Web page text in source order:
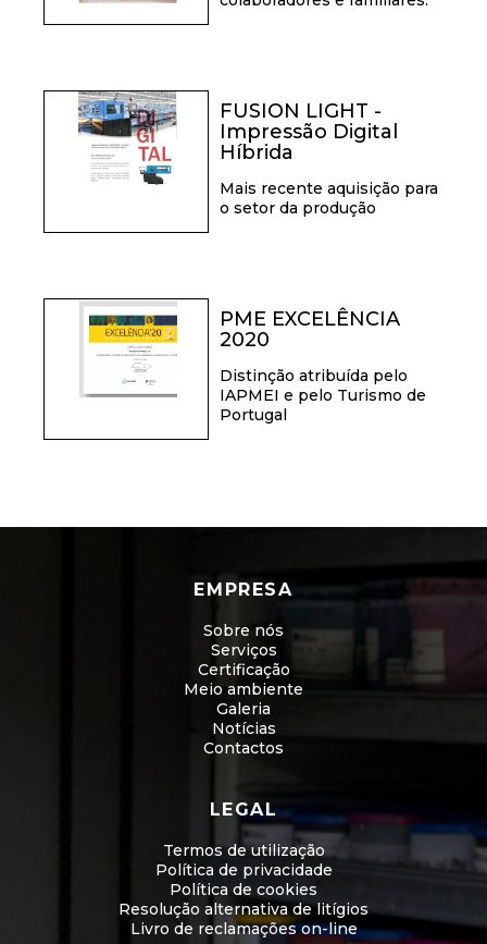
FUSION LIGHT -
Impressão Digital
Híbrida
Mais recente aquisição para
o setor da produção
PME EXCELÊNCIA
2020
Distinção atribuída pelo
IAPMEI e pelo Turismo de
Portugal
EMPRESA
Sobre nós
Serviços
Certificação
Meio ambiente
Galeria
Notícias
Contactos
LEGAL
Termos de utilização
Política de privacidade
Política de cookies
Resolução alternativa de litígios
Livro de reclamações on-line